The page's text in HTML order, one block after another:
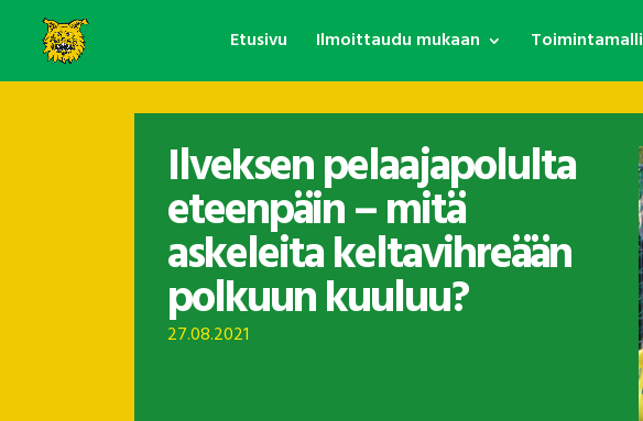
Etusivu Ilmoittaudu mukaan Toimintamalli
Ilveksen pelaajapolulta
eteenpäin – mitä
askeleita keltavihreään
polkuun kuuluu?
27.08.2021